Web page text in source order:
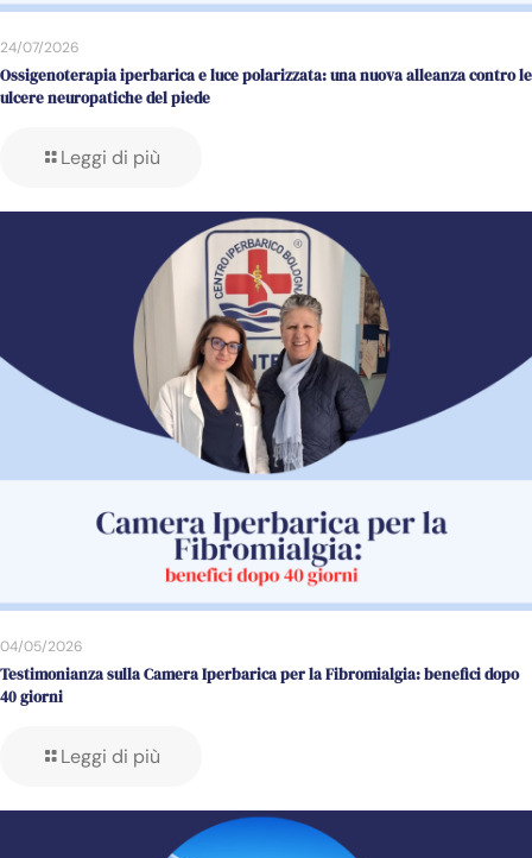
24/07/2026
Ossigenoterapia iperbarica e luce polarizzata: una nuova alleanza contro le
ulcere neuropatiche del piede
Leggi di più
04/05/2026
Testimonianza sulla Camera Iperbarica per la Fibromialgia: benefici dopo
40 giorni
Leggi di più